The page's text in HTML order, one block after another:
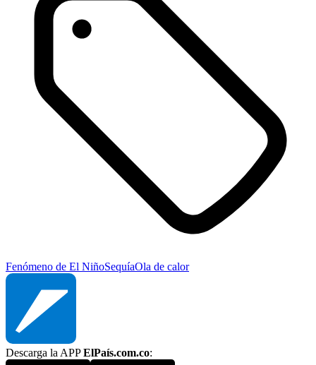
Fenómeno de El NiñoSequíaOla de calor
Descarga la APPElPaís.com.co: